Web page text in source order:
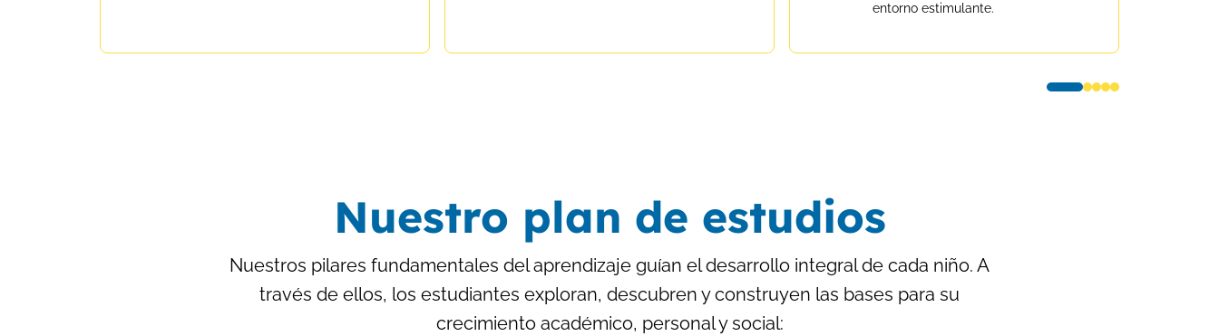
entorno estimulante.
Nuestro plan de estudios
Nuestros pilares fundamentales del aprendizaje guían el desarrollo integral de cada niño. A
través de ellos, los estudiantes exploran, descubren y construyen las bases para su
crecimiento académico, personal y social: